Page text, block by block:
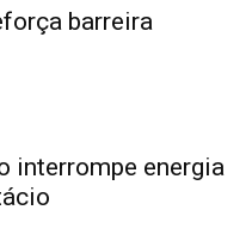
barreira
interrompe energia